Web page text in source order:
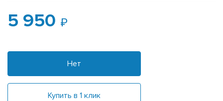
5 950
Нет
Купить в 1 клик